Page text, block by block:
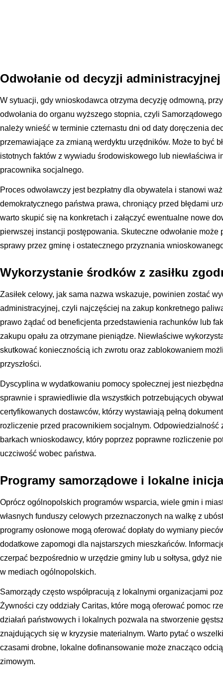
Odwołanie od decyzji administracyjnej
W sytuacji, gdy wnioskodawca otrzyma decyzję odmowną,
odwołania do organu wyższego stopnia, czyli
należy wnieść w terminie czternastu dni od daty doręczenia
przemawiające za zmianą werdyktu urzędników. Może to być
istotnych faktów z wywiadu środowiskowego lub niewłaściwa
pracownika socjalnego.
Proces odwoławczy jest bezpłatny dla obywatela i stanowi
demokratycznego państwa prawa, chroniący przed błędami
warto skupić się na konkretach i załączyć ewentualne nowe
pierwszej instancji postępowania. Skuteczne odwołanie
sprawy przez gminę i ostatecznego przyznania
Wykorzystanie środków z zasiłku
Zasiłek celowy, jak sama nazwa wskazuje, powinien zostać
administracyjnej, czyli najczęściej na zakup konkretnego
prawo żądać od beneficjenta przedstawienia rachunków lub
zakupu opału za otrzymane pieniądze. Niewłaściwe
skutkować koniecznością ich zwrotu oraz zablokowaniem
przyszłości.
Dyscyplina w wydatkowaniu pomocy społecznej jest
sprawnie i sprawiedliwie dla wszystkich potrzebujących
certyfikowanych dostawców, którzy wystawiają pełną
rozliczenie przed pracownikiem socjalnym. Odpowiedzialność
barkach wnioskodawcy, który poprzez poprawne rozliczenie
uczciwość wobec państwa.
Programy samorządowe i lokalne
Oprócz ogólnopolskich programów wsparcia, wiele gmin i
własnych funduszy celowych przeznaczonych na walkę z
programy osłonowe mogą oferować dopłaty do wymiany
dodatkowe zapomogi dla najstarszych mieszkańców.
czerpać bezpośrednio w urzędzie gminy lub u sołtysa, gdyż
w mediach ogólnopolskich.
Samorządy często współpracują z lokalnymi organizacjami
Żywności czy oddziały Caritas, które mogą oferować pomoc
działań państwowych i lokalnych pozwala na stworzenie
znajdujących się w kryzysie materialnym. Warto pytać o
czasami drobne, lokalne dofinansowanie może znacząco
zimowym.